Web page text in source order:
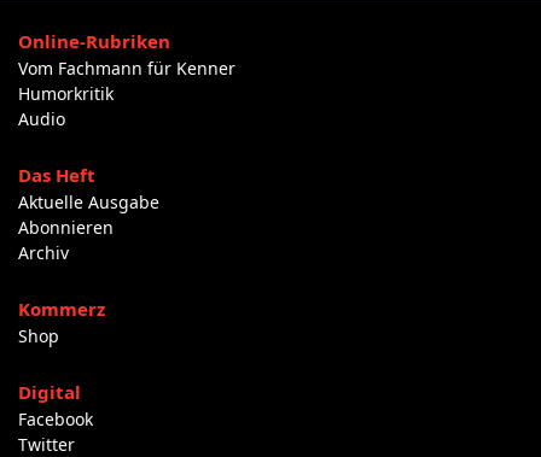
Online-Rubriken
Vom Fachmann für Kenner
Humorkritik
Audio
Das Heft
Aktuelle Ausgabe
Abonnieren
Archiv
Kommerz
Shop
Digital
Facebook
Twitter